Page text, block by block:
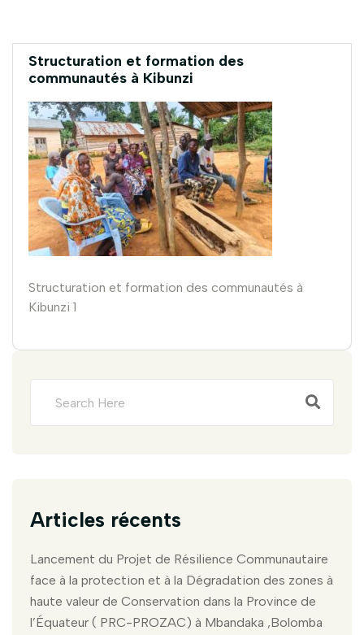
Structuration et formation des
communautés à Kibunzi
Structuration et formation des communautés à
Kibunzi 1
Articles récents
Lancement du Projet de Résilience Communautaire
face à la protection et à la Dégradation des zones à
haute valeur de Conservation dans la Province de
l’Équateur ( PRC-PROZAC) à Mbandaka ,Bolomba